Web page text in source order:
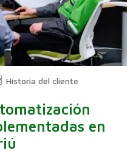
Historia del cliente
en